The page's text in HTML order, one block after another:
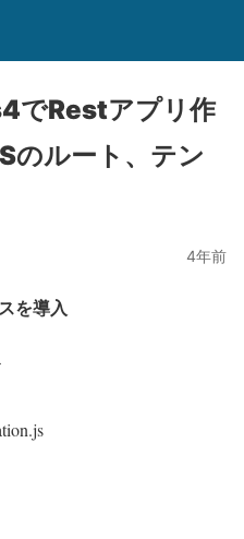
でRestアプリ作
のルート、テン
4年前
を導入